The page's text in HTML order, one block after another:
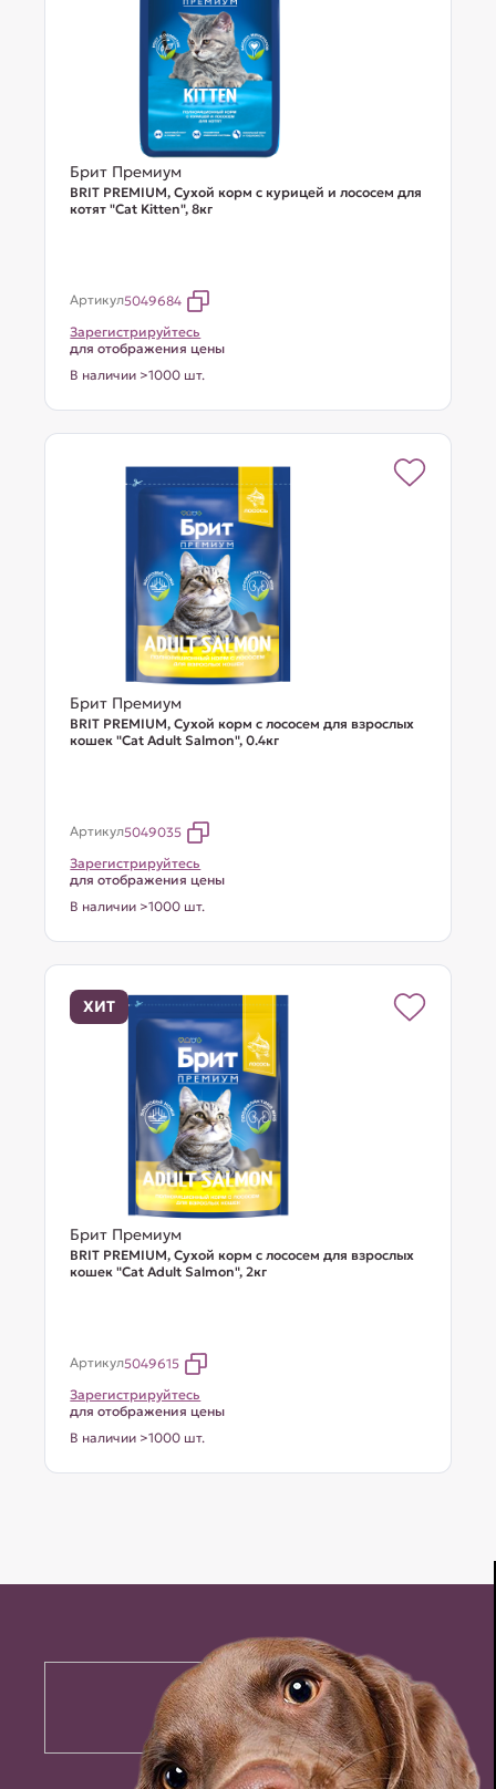
Брит Премиум
BRIT PREMIUM, Сухой корм с курицей и лососем для
котят "Cat Kitten", 8кг
Артикул5049684
Зарегистрируйтесь
для отображения цены
В наличии >1000 шт.
Брит Премиум
BRIT PREMIUM, Сухой корм с лососем для взрослых
кошек "Cat Adult Salmon", 0.4кг
Артикул5049035
Зарегистрируйтесь
для отображения цены
В наличии >1000 шт.
ХИТ
Брит Премиум
BRIT PREMIUM, Сухой корм с лососем для взрослых
кошек "Cat Adult Salmon", 2кг
Артикул5049615
Зарегистрируйтесь
для отображения цены
В наличии >1000 шт.